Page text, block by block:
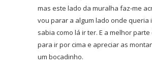
mas este lado da muralha faz-me
vou parar a algum lado onde queria
sabia como lá ir ter. E a melhor
para ir por cima e apreciar as
um bocadinho.